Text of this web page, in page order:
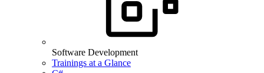
Software Development
Trainings at a Glance